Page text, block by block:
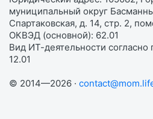
муниципальный округ
Спартаковская, д. 14, стр. 2,
ОКВЭД (основной): 62.01
Вид ИТ-деятельности
12.01
© 2014—2026 ·